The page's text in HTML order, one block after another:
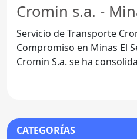
Cromin s.a. -
Servicio de Transporte
Compromiso en Minas El Servicio de Transporte
Cromin S.a. se ha
CATEGORÍAS